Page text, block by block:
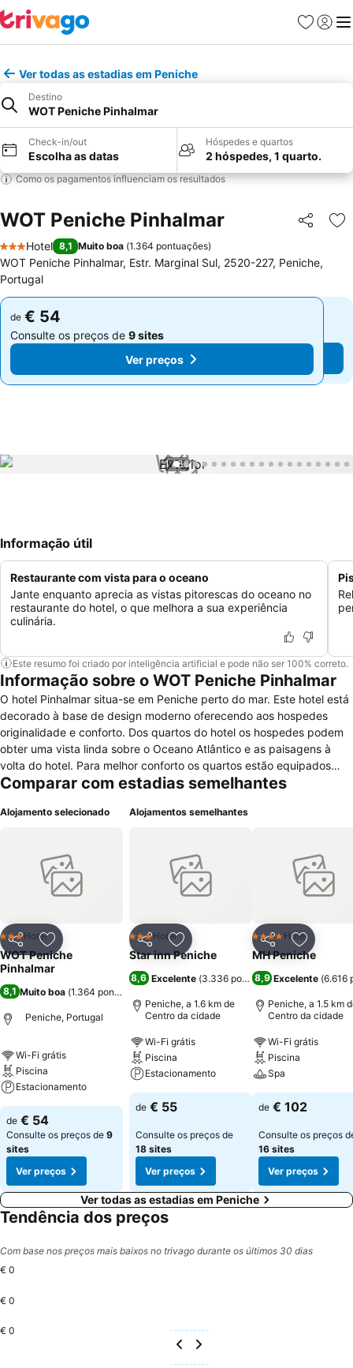
Favoritos
Iniciar
Ver todas as estadias em Peniche
Destino
WOT Peniche Pinhalmar
Check-in/out
Escolha as datas
Hóspedes e quartos
2 hóspedes, 1 quarto.
Como os pagamentos influenciam os resultados
WOT Peniche Pinhalmar Partilhar
3 Estrelas
Hotel 8,1 Muito boa (1.364 pontuações)
WOT Peniche Pinhalmar, Estr. Marginal Sul, 2520-227, Peniche,
Portugal
de € 54
Consulte os preços de 9 sites
Ver preços
de € 54
Consulte os preços de 9 sites
Ver preços
1 / 38
Informação útil
Restaurante com vista para o oceano
Jante enquanto aprecia as vistas pitorescas do oceano no
restaurante do hotel, o que melhora a sua experiência
culinária.
Este resumo foi criado por inteligência artificial e pode não ser 100% correto.
Informação sobre o WOT Peniche Pinhalmar
O hotel Pinhalmar situa-se em Peniche perto do mar. Este hotel está
decorado à base de design moderno oferecendo aos hospedes
originalidade e conforto. Dos quartos do hotel os hospedes podem
obter uma vista linda sobre o Oceano Atlântico e as paisagens à
volta do hotel. Para melhor conforto os quartos estão equipados
com casa de banho privativa, aquecimento central e televisão por
equipadas para pessoas com deficiência motora. Para lazer o hotel
restaurante do hotel Pinheiromar é um restaurante muito bem
conhecido pelas qualidade dos peixes frescos. Como referência e
especialidade o restaurante apresenta Tamboril à Pinhalmar, Peixe
o hotel situa-se perto do Forte de Peniche, Praia da Gamboa e Vila
Medieval de Óbidos.
Comparar com estadias semelhantes
Alojamento selecionado
PartilharAdicionar aos favoritos
3 Estrelas
Hotel
WOT Peniche
Pinhalmar
8,1 Muito boa (1.364 pontuações
Peniche, Portugal
Wi-Fi grátis
Piscina
Estacionamento
de € 54
Consulte os preços de 9
sites
Ver preços
Alojamentos semelhantes
PartilharAdicionar aos favoritos
3 Estrelas
Hotel
Star inn Peniche
8,6 Excelente (3.336 pontuações)
Peniche, a 1.6 km de
Centro da cidade
Wi-Fi grátis
Piscina
Estacionamento
de € 55
Consulte os preços de
18 sites
Ver preços
Partilhar
4 EstrelasHotel
MH Peniche
8,9 Excelente (6.616
Peniche, a 1.5 km
Centro da cidade
Wi-Fi grátis
Piscina
Spa
de € 102
Consulte os preços
16 sites
Ver preços
Ver todas as estadias em Peniche
Tendência dos preços
Com base nos preços mais baixos no trivago durante os últimos 30 dias
€ 0
€ 0
€ 0